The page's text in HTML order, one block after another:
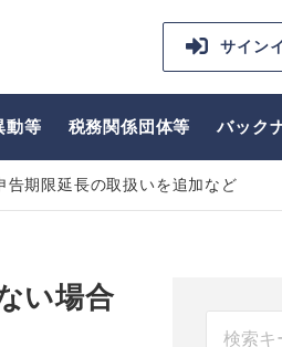
サイン
動等 税務関係団体等 バック
期限延長の取扱いを追加など
い場合